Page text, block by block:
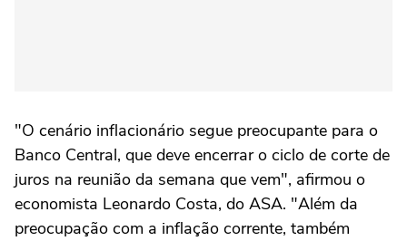
"O cenário inflacionário segue preocupante para o
Banco Central, que deve encerrar o ciclo de corte de
juros na reunião da semana que vem", afirmou o
economista Leonardo Costa, do ASA. "Além da
preocupação com a inflação corrente, ‌também